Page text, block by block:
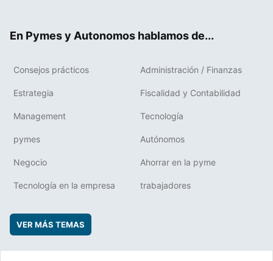
En Pymes y Autonomos hablamos de...
Consejos prácticos Administración / Finanzas
Estrategia Fiscalidad y Contabilidad
Management Tecnología
pymes Autónomos
Negocio Ahorrar en la pyme
Tecnología en la empresa trabajadores
VER MÁS TEMAS